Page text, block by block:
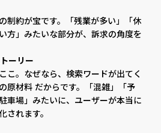
制約が宝です。「残業が多い」「休
方」みたいな部分が、訴求の角度を
ーリー
こ。なぜなら、検索ワードが出てく
原材料 だからです。「混雑」「予
車場」みたいに、ユーザーが本当に
されます。